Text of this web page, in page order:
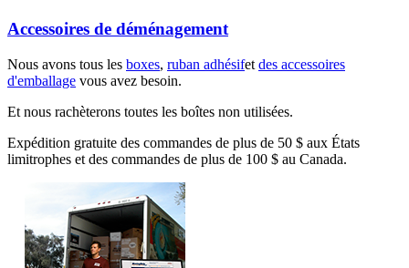
Accessoires de déménagement
Nous avons tous les boxes, ruban adhésifet des accessoires
d'emballage vous avez besoin.
Et nous rachèterons toutes les boîtes non utilisées.
Expédition gratuite des commandes de plus de 50 $ aux États
limitrophes et des commandes de plus de 100 $ au Canada.